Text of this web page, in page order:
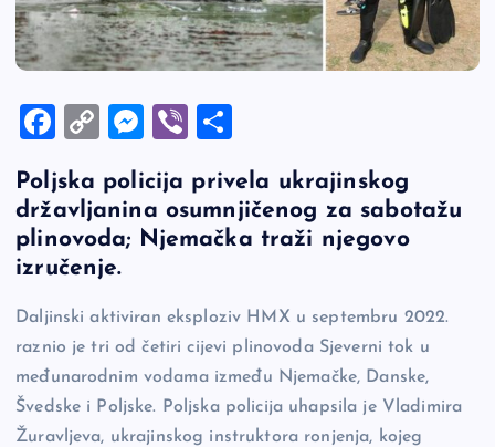
F
c
e
b
o
o
k
C
p
y
Li
n
k
M
se
n
Vi
er ar
e
Poljska policija privela ukrajinskog
državljanina osumnjičenog za sabotažu
plinovoda; Njemačka traži njegovo
izručenje.
Daljinski aktiviran eksploziv HMX u septembru 2022.
raznio je tri od četiri cijevi plinovoda Sjeverni tok u
međunarodnim vodama između Njemačke, Danske,
Švedske i Poljske. Poljska policija uhapsila je Vladimira
Žuravljeva, ukrajinskog instruktora ronjenja, kojeg